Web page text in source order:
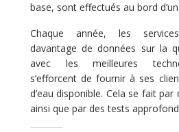
base, sont effectués au bord
Chaque année, les
davantage de données sur la
avec les meilleures
s’efforcent de fournir à ses
d’eau disponible. Cela se fait
ainsi que par des tests